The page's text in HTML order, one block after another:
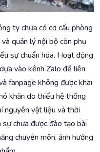
ty chưa có cơ cấu phòng
quản lý nội bộ còn phụ
sự chuẩn hóa. Hoạt động
vào kênh Zalo để liên
fanpage không được khai
khăn do thiếu hệ thống
nguyên vật liệu và thời
sự chưa được đào tạo bài
chuyên môn, ảnh hưởng